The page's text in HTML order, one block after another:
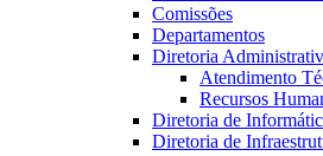
Comissões
Departamentos
Diretoria
Atendimento
Recursos
Diretoria de
Diretoria de